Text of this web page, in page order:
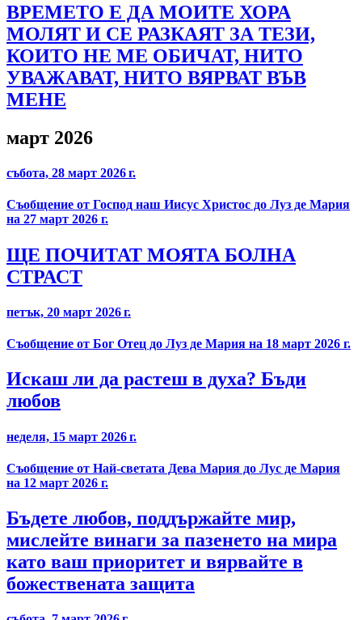
ВРЕМЕТО Е ДА МОИТЕ ХОРА
МОЛЯТ И СЕ РАЗКАЯТ ЗА ТЕЗИ,
КОИТО НЕ МЕ ОБИЧАТ, НИТО
УВАЖАВАТ, НИТО ВЯРВАТ ВЪВ
МЕНЕ
март 2026
събота, 28 март 2026 г.
Съобщение от Господ наш Иисус Христос до Луз де Мария
на 27 март 2026 г.
ЩЕ ПОЧИТАТ МОЯТА БОЛНА
СТРАСТ
петък, 20 март 2026 г.
Съобщение от Бог Отец до Луз де Мария на 18 март 2026 г.
Искаш ли да растеш в духа? Бъди
любов
неделя, 15 март 2026 г.
Съобщение от Най-светата Дева Мария до Лус де Мария
на 12 март 2026 г.
Бъдете любов, поддържайте мир,
мислейте винаги за пазенето на мира
като ваш приоритет и вярвайте в
божествената защита